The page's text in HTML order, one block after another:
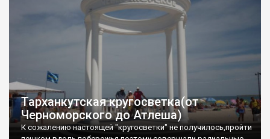
Тарханкутская кругосветка(от
Черноморского до Атлеша)
К сожалению настоящей "кругосветки" не получилось,пройти